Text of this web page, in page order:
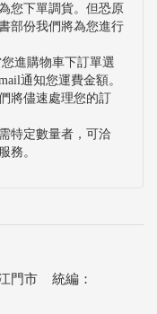
您下單調貨。但恐原
部份我們將為您進行
進購物車下訂單選
通知您運費金額。
將儘速處理您的訂
特定數量者，可洽
務。
門市 統編：